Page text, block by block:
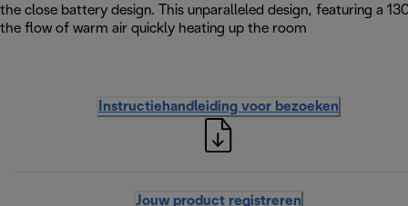
the close battery design. This unparalleled design, featuring a
the flow of warm air quickly heating up the room
Instructiehandleiding voor bezoeken
Jouw product registreren